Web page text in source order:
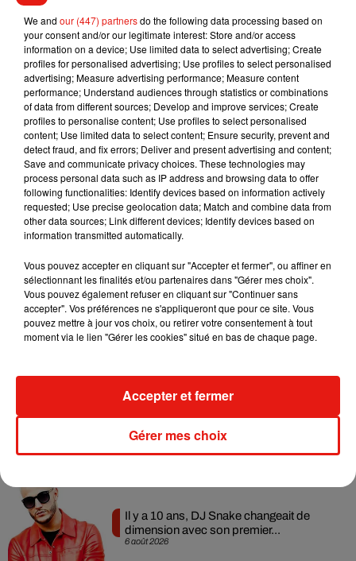
Ils seront suivis tout au long de l’année par les experts de
Mobilité360 qui passeront au crible leurs (éventuels)
changements d’habitudes et les solutions qu’ils adoptent
pour sortir de la cohorte des « autosolistes », expliqueLe
Parisien.
Les 1 000 Franciliens sans voiture serontrecrutésselon des
critères statistiques afin d’obtenir un échantillon le plus
représentatif possible de la population régionale. L'appel à
candidaturesera lancé en août prochain.
7 août 2026
RÜFÜS DU SOL annonce un nouvel
album après sa tournée mondiale
7 août 2026
6 août 2026
Il y a 10 ans, DJ Snake changeait de
dimension avec son premier...
We and our (447) partnersdo the following data processing based on
your consent and/or our legitimate interest: Store and/or access
information on a device; Use limited data to select advertising; Create
profiles for personalised advertising; Use profiles to select personalised
advertising; Measure advertising performance; Measure content
performance; Understand audiences through statistics or combinations
of data from different sources; Develop and improve services; Create
profiles to personalise content; Use profiles to select personalised
content; Use limited data to select content; Ensure security, prevent and
detect fraud, and fix errors; Deliver and present advertising and content;
Save and communicate privacy choices. These technologies may
process personal data such as IP address and browsing data to offer
following functionalities: Identify devices based on information actively
requested; Use precise geolocation data; Match and combine data from
other data sources; Link different devices; Identify devices based on
information transmitted automatically.
Vous pouvez accepter en cliquant sur "Accepter et fermer", ou affiner en
sélectionnant les finalités et/ou partenaires dans "Gérer mes choix".
Vous pouvez également refuser en cliquant sur "Continuer sans
accepter". Vos préférences ne s'appliqueront que pour ce site. Vous
pouvez mettre à jour vos choix, ou retirer votre consentement à tout
moment via le lien "Gérer les cookies" situé en bas de chaque page.
Gérer mes choix
Accepter et fermer